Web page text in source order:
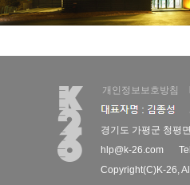
개인정보보호방침
경기도 가평군 청평
hlp@k-26.com
Copyright(C)K-26,